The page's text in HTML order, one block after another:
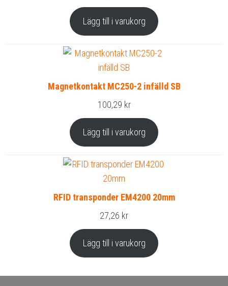
Lägg till i varukorg
Magnetkontakt MC250-2 infälld SB
100,29 kr
Lägg till i varukorg
RFID transponder EM4200 20mm
27,26 kr
Lägg till i varukorg